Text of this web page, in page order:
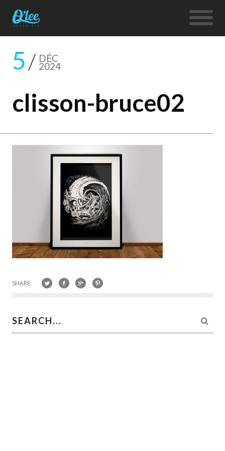
5 DÉC
2024
clisson-bruce02
SHARE: